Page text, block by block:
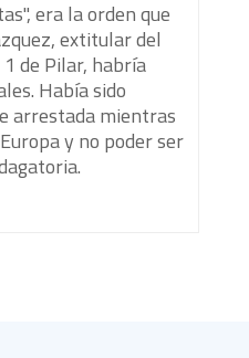
era la orden que
extitular del
de Pilar, habría
Había sido
arrestada mientras
y no poder ser